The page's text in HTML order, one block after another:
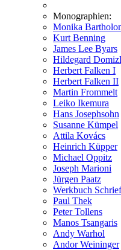
Monographien:
Monika
Kurt Benning
James Lee Byars
Hildegard
Herbert Falken I
Herbert Falken II
Martin Frommelt
Leiko Ikemura
Hans Josephsohn
Susanne Kümpel
Attila Kovács
Heinrich Küpper
Michael Oppitz
Joseph Marioni
Jürgen Paatz
Werkbuch
Paul Thek
Peter Tollens
Manos Tsangaris
Andy Warhol
Andor Weininger